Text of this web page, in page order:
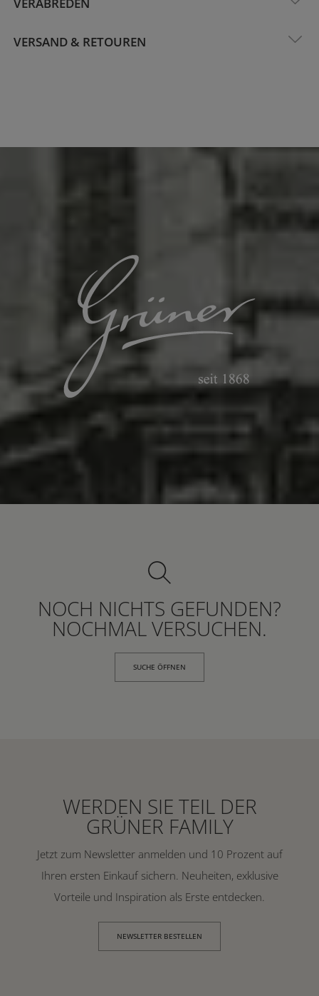
VERSAND & RETOUREN
NOCH NICHTS GEFUNDEN?
NOCHMAL VERSUCHEN.
SUCHE ÖFFNEN
WERDEN SIE TEIL DER
GRÜNER FAMILY
Jetzt zum Newsletter anmelden und 10 Prozent auf
Ihren ersten Einkauf sichern. Neuheiten, exklusive
Vorteile und Inspiration als Erste entdecken.
NEWSLETTER BESTELLEN